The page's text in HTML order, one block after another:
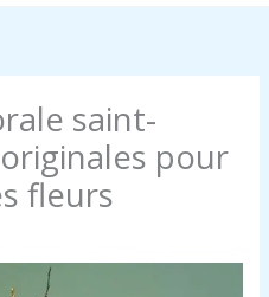
saint-
pour
fleurs